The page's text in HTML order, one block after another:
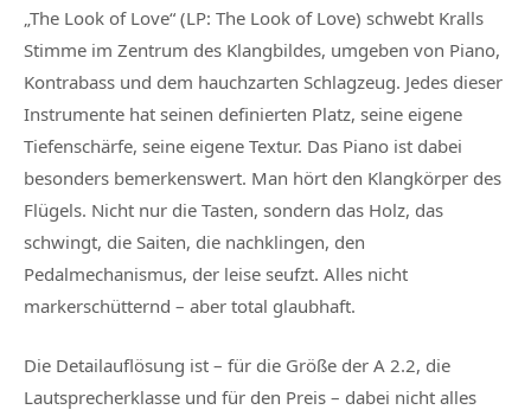
„The Look of Love“ (LP: The Look of Love) schwebt Kralls
Stimme im Zentrum des Klangbildes, umgeben von Piano,
Kontrabass und dem hauchzarten Schlagzeug. Jedes dieser
Instrumente hat seinen definierten Platz, seine eigene
Tiefenschärfe, seine eigene Textur. Das Piano ist dabei
besonders bemerkenswert. Man hört den Klangkörper des
Flügels. Nicht nur die Tasten, sondern das Holz, das
schwingt, die Saiten, die nachklingen, den
Pedalmechanismus, der leise seufzt. Alles nicht
markerschütternd – aber total glaubhaft.
Die Detailauflösung ist – für die Größe der A 2.2, die
Lautsprecherklasse und für den Preis – dabei nicht alles